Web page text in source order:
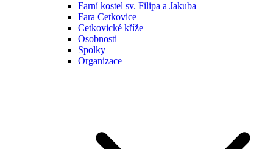
Farní kostel sv. Filipa a Jakuba
Fara Cetkovice
Cetkovické kříže
Osobnosti
Spolky
Organizace